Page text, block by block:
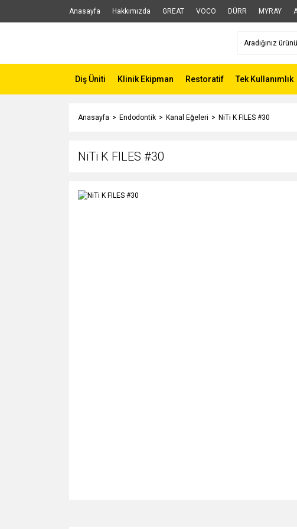
Anasayfa Hakkımızda GREAT VOCO DÜRR MYRAY
Diş Üniti Klinik Ekipman Restoratif Tek Kullanımlık
Anasayfa Endodontik Kanal Eğeleri NiTi K FILES #30
NiTi K FILES #30